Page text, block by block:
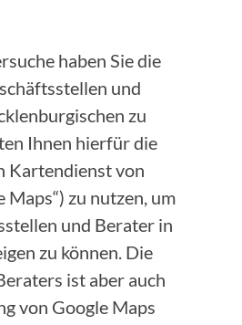
haben Sie die
und
zu
Ihnen hierfür die
Kartendienst von
Maps“) zu nutzen, um
und Berater in
zu können. Die
ist aber auch
von Google Maps